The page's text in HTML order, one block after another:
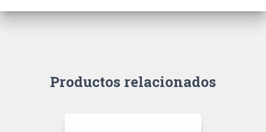
Productos relacionados